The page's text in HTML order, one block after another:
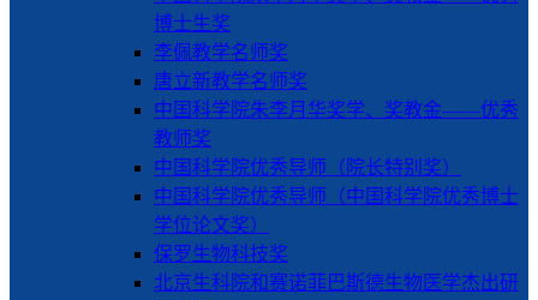
博士生奖
李佩教学名师奖
唐立新教学名师奖
中国科学院朱李月华奖学、奖教金——优秀
教师奖
中国科学院优秀导师（院长特别奖）
中国科学院优秀导师（中国科学院优秀博士
学位论文奖）
保罗生物科技奖
北京生科院和赛诺菲巴斯德生物医学杰出研